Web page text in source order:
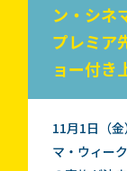
ン・シネ
プレミア
ョー付き
11月1日（
マ・ウィー